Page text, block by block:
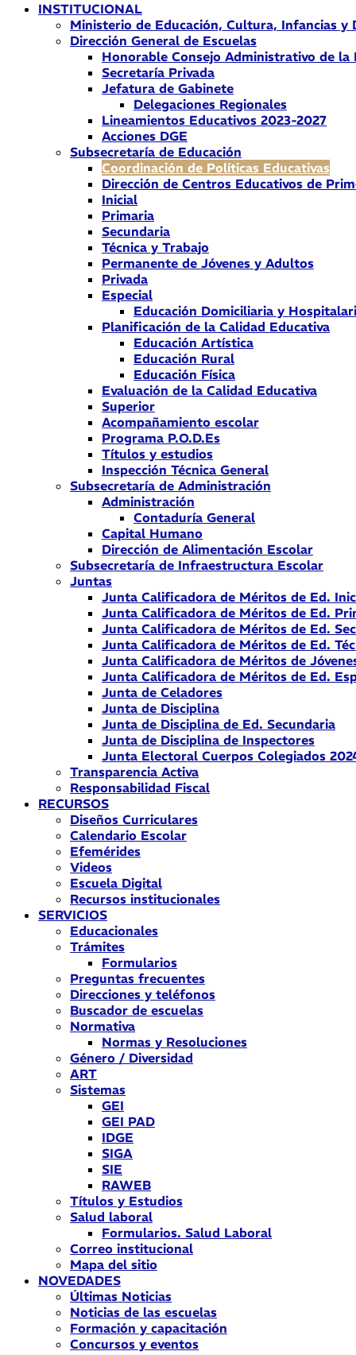
INSTITUCIONAL
Ministerio de Educación, Cultura, Infancias y
Dirección General de Escuelas
Honorable Consejo Administrativo de la
Secretaría Privada
Jefatura de Gabinete
Delegaciones Regionales
Lineamientos Educativos 2023-2027
Acciones DGE
Subsecretaría de Educación
Coordinación de Políticas Educativas
Dirección de Centros Educativos de
Inicial
Primaria
Secundaria
Técnica y Trabajo
Permanente de Jóvenes y Adultos
Privada
Especial
Educación Domiciliaria y
Planificación de la Calidad Educativa
Educación Artística
Educación Rural
Educación Física
Evaluación de la Calidad Educativa
Superior
Acompañamiento escolar
Programa P.O.D.Es
Títulos y estudios
Inspección Técnica General
Subsecretaría de Administración
Administración
Contaduría General
Capital Humano
Dirección de Alimentación Escolar
Subsecretaría de Infraestructura Escolar
Juntas
Junta Calificadora de Méritos de Ed.
Junta Calificadora de Méritos de Ed.
Junta Calificadora de Méritos de Ed.
Junta Calificadora de Méritos de Ed.
Junta Calificadora de Méritos de
Junta Calificadora de Méritos de Ed.
Junta de Celadores
Junta de Disciplina
Junta de Disciplina de Ed. Secundaria
Junta de Disciplina de Inspectores
Junta Electoral Cuerpos Colegiados
Transparencia Activa
Responsabilidad Fiscal
RECURSOS
Diseños Curriculares
Calendario Escolar
Efemérides
Videos
Escuela Digital
Recursos institucionales
SERVICIOS
Educacionales
Trámites
Formularios
Preguntas frecuentes
Direcciones y teléfonos
Buscador de escuelas
Normativa
Normas y Resoluciones
Género / Diversidad
ART
Sistemas
GEI
GEI PAD
IDGE
SIGA
SIE
RAWEB
Títulos y Estudios
Salud laboral
Formularios. Salud Laboral
Correo institucional
Mapa del sitio
NOVEDADES
Últimas Noticias
Noticias de las escuelas
Formación y capacitación
Concursos y eventos